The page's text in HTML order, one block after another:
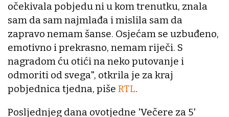
očekivala pobjedu ni u kom trenutku, znala
sam da sam najmlađa i mislila sam da
zapravo nemam šanse. Osjećam se uzbuđeno,
emotivno i prekrasno, nemam riječi. S
nagradom ću otići na neko putovanje i
odmoriti od svega", otkrila je za kraj
pobjednica tjedna, piše RTL.
Posljednjeg dana ovotjedne 'Večere za 5'